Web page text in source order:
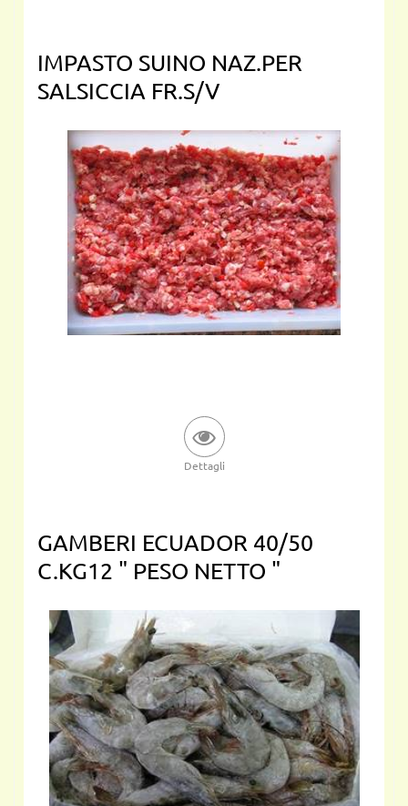
IMPASTO SUINO NAZ.PER
SALSICCIA FR.S/V
Dettagli
GAMBERI ECUADOR 40/50
C.KG12 " PESO NETTO "